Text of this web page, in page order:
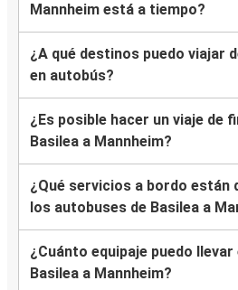
Mannheim está a tiempo?
¿A qué destinos puedo viajar
en autobús?
¿Es posible hacer un viaje de
Basilea a Mannheim?
¿Qué servicios a bordo están
los autobuses de Basilea a
¿Cuánto equipaje puedo
Basilea a Mannheim?